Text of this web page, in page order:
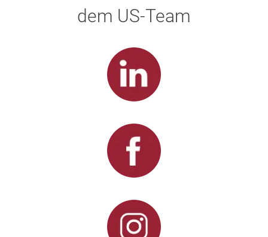
dem US-Team